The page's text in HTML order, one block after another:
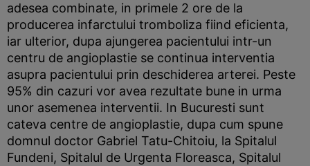
adesea combinate, in primele 2 ore de la
producerea infarctului tromboliza fiind eficienta,
iar ulterior, dupa ajungerea pacientului intr-un
centru de angioplastie se continua interventia
asupra pacientului prin deschiderea arterei. Peste
95% din cazuri vor avea rezultate bune in urma
unor asemenea interventii. In Bucuresti sunt
cateva centre de angioplastie, dupa cum spune
domnul doctor Gabriel Tatu-Chitoiu, la Spitalul
Fundeni, Spitalul de Urgenta Floreasca, Spitalul